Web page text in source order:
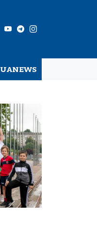
UANEWS